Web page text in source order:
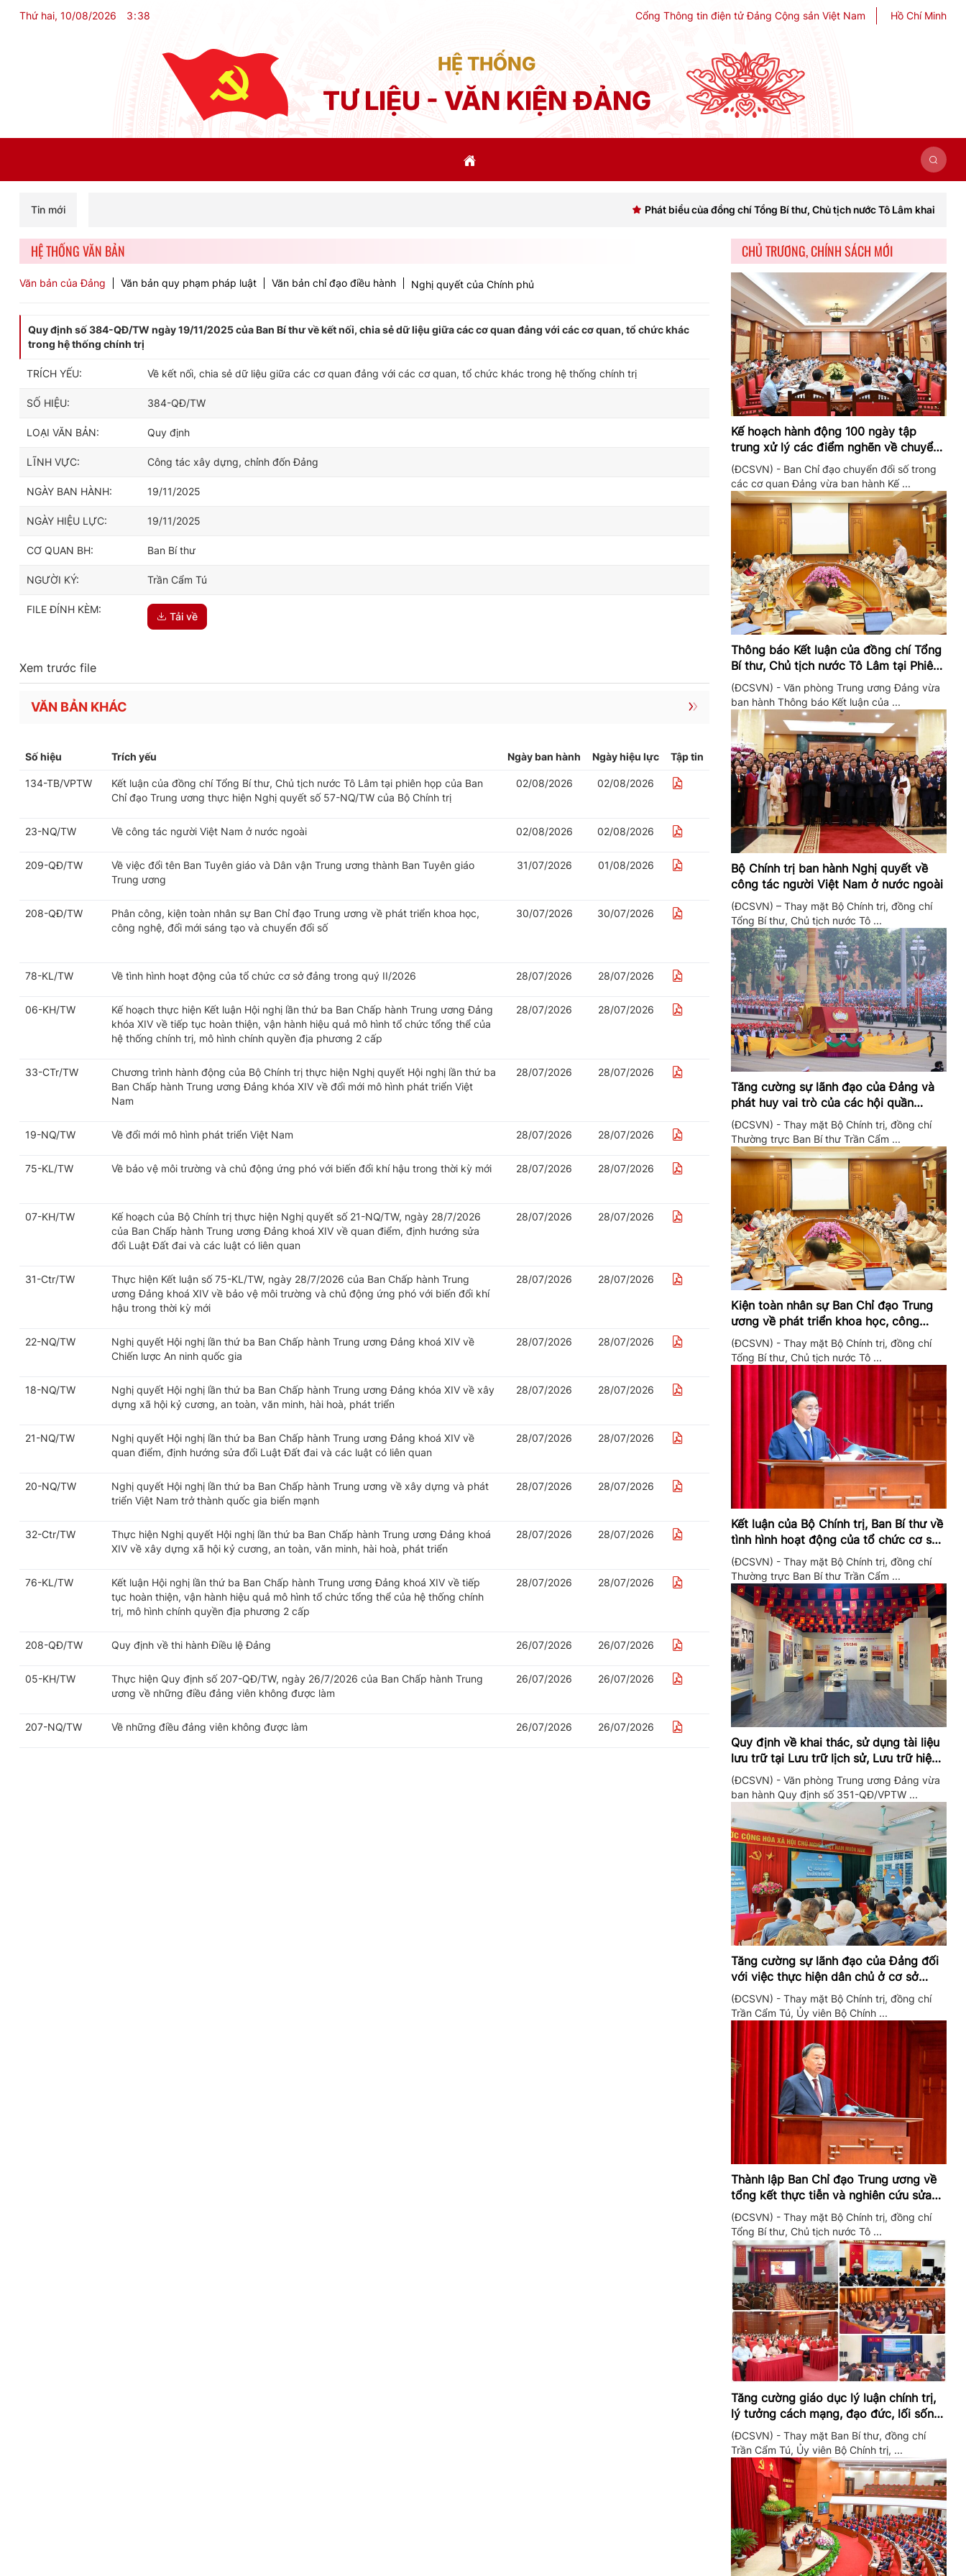
Thứ hai, 10/08/2026 3:38 Cổng Thông tin điện tử Đảng Cộng sản Việt Nam Hồ Chí Minh
HỆ THỐNG
TƯ LIỆU - VĂN KIỆN ĐẢNG
Tin mới Phát biểu của đồng chí Tổng Bí thư, Chủ tịch nước Tô Lâm khai mạc Hội nghị
HỆ THỐNG VĂN BẢN
Văn bản của Đảng Văn bản quy phạm pháp luật Văn bản chỉ đạo điều hành Nghị quyết của Chính phủ
Quy định số 384-QĐ/TW ngày 19/11/2025 của Ban Bí thư về kết nối, chia sẻ dữ liệu giữa các cơ quan đảng với các cơ quan, tổ chức khác
trong hệ thống chính trị
TRÍCH YẾU: Về kết nối, chia sẻ dữ liệu giữa các cơ quan đảng với các cơ quan, tổ chức khác trong hệ thống chính trị
SỐ HIỆU: 384-QĐ/TW
LOẠI VĂN BẢN: Quy định
LĨNH VỰC: Công tác xây dựng, chỉnh đốn Đảng
NGÀY BAN HÀNH: 19/11/2025
NGÀY HIỆU LỰC: 19/11/2025
CƠ QUAN BH: Ban Bí thư
NGƯỜI KÝ: Trần Cẩm Tú
FILE ĐÍNH KÈM:
Tải về
Xem trước file
VĂN BẢN KHÁC
Số hiệu Trích yếu Ngày ban hành Ngày hiệu lực Tập tin
134-TB/VPTW
Kết luận của đồng chí Tổng Bí thư, Chủ tịch nước Tô Lâm tại phiên họp của Ban
Chỉ đạo Trung ương thực hiện Nghị quyết số 57-NQ/TW của Bộ Chính trị
02/08/2026 02/08/2026
23-NQ/TW Về công tác người Việt Nam ở nước ngoài 02/08/2026 02/08/2026
209-QĐ/TW
Về việc đổi tên Ban Tuyên giáo và Dân vận Trung ương thành Ban Tuyên giáo
Trung ương
31/07/2026 01/08/2026
208-QĐ/TW
Phân công, kiện toàn nhân sự Ban Chỉ đạo Trung ương về phát triển khoa học,
công nghệ, đổi mới sáng tạo và chuyển đổi số
30/07/2026 30/07/2026
78-KL/TW Về tình hình hoạt động của tổ chức cơ sở đảng trong quý II/2026 28/07/2026 28/07/2026
06-KH/TW
Kế hoạch thực hiện Kết luận Hội nghị lần thứ ba Ban Chấp hành Trung ương Đảng
khóa XIV về tiếp tục hoàn thiện, vận hành hiệu quả mô hình tổ chức tổng thể của
hệ thống chính trị, mô hình chính quyền địa phương 2 cấp
28/07/2026 28/07/2026
33-CTr/TW
Chương trình hành động của Bộ Chính trị thực hiện Nghị quyết Hội nghị lần thứ ba
Ban Chấp hành Trung ương Đảng khóa XIV về đổi mới mô hình phát triển Việt
Nam
28/07/2026 28/07/2026
19-NQ/TW Về đổi mới mô hình phát triển Việt Nam 28/07/2026 28/07/2026
75-KL/TW Về bảo vệ môi trường và chủ động ứng phó với biến đổi khí hậu trong thời kỳ mới 28/07/2026 28/07/2026
07-KH/TW
Kế hoạch của Bộ Chính trị thực hiện Nghị quyết số 21-NQ/TW, ngày 28/7/2026
của Ban Chấp hành Trung ương Đảng khoá XIV về quan điểm, định hướng sửa
đổi Luật Đất đai và các luật có liên quan
28/07/2026 28/07/2026
31-Ctr/TW
Thực hiện Kết luận số 75-KL/TW, ngày 28/7/2026 của Ban Chấp hành Trung
ương Đảng khoá XIV về bảo vệ môi trường và chủ động ứng phó với biến đổi khí
hậu trong thời kỳ mới
28/07/2026 28/07/2026
22-NQ/TW
Nghị quyết Hội nghị lần thứ ba Ban Chấp hành Trung ương Đảng khoá XIV về
Chiến lược An ninh quốc gia
28/07/2026 28/07/2026
18-NQ/TW
Nghị quyết Hội nghị lần thứ ba Ban Chấp hành Trung ương Đảng khóa XIV về xây
dựng xã hội kỷ cương, an toàn, văn minh, hài hoà, phát triển
28/07/2026 28/07/2026
21-NQ/TW
Nghị quyết Hội nghị lần thứ ba Ban Chấp hành Trung ương Đảng khoá XIV về
quan điểm, định hướng sửa đổi Luật Đất đai và các luật có liên quan
28/07/2026 28/07/2026
20-NQ/TW
Nghị quyết Hội nghị lần thứ ba Ban Chấp hành Trung ương về xây dựng và phát
triển Việt Nam trở thành quốc gia biển mạnh
28/07/2026 28/07/2026
32-Ctr/TW
Thực hiện Nghị quyết Hội nghị lần thứ ba Ban Chấp hành Trung ương Đảng khoá
XIV về xây dựng xã hội kỷ cương, an toàn, văn minh, hài hoà, phát triển
28/07/2026 28/07/2026
76-KL/TW
Kết luận Hội nghị lần thứ ba Ban Chấp hành Trung ương Đảng khoá XIV về tiếp
tục hoàn thiện, vận hành hiệu quả mô hình tổ chức tổng thể của hệ thống chính
trị, mô hình chính quyền địa phương 2 cấp
28/07/2026 28/07/2026
208-QĐ/TW Quy định về thi hành Điều lệ Đảng 26/07/2026 26/07/2026
05-KH/TW
Thực hiện Quy định số 207-QĐ/TW, ngày 26/7/2026 của Ban Chấp hành Trung
ương về những điều đảng viên không được làm
26/07/2026 26/07/2026
207-NQ/TW Về những điều đảng viên không được làm 26/07/2026 26/07/2026
CHỦ TRƯƠNG, CHÍNH SÁCH MỚI
Kế hoạch hành động 100 ngày tập
trung xử lý các điểm nghẽn về chuyển
đổi số trong các cơ quan Đảng
(ĐCSVN) - Ban Chỉ đạo chuyển đổi số trong
các cơ quan Đảng vừa ban hành Kế ...
Thông báo Kết luận của đồng chí Tổng
Bí thư, Chủ tịch nước Tô Lâm tại Phiên
họp Ban Chỉ đạo Trung ương thực hiện
Nghị quyết 57
(ĐCSVN) - Văn phòng Trung ương Đảng vừa
ban hành Thông báo Kết luận của ...
Bộ Chính trị ban hành Nghị quyết về
công tác người Việt Nam ở nước ngoài
(ĐCSVN) – Thay mặt Bộ Chính trị, đồng chí
Tổng Bí thư, Chủ tịch nước Tô ...
Tăng cường sự lãnh đạo của Đảng và
phát huy vai trò của các hội quần
chúng trong giai đoạn phát triển mới
(ĐCSVN) - Thay mặt Bộ Chính trị, đồng chí
Thường trực Ban Bí thư Trần Cẩm ...
Kiện toàn nhân sự Ban Chỉ đạo Trung
ương về phát triển khoa học, công
nghệ, đổi mới sáng tạo và chuyển đổi
số
(ĐCSVN) - Thay mặt Bộ Chính trị, đồng chí
Tổng Bí thư, Chủ tịch nước Tô ...
Kết luận của Bộ Chính trị, Ban Bí thư về
tình hình hoạt động của tổ chức cơ sở
đảng trong quý II/2026
(ĐCSVN) - Thay mặt Bộ Chính trị, đồng chí
Thường trực Ban Bí thư Trần Cẩm ...
Quy định về khai thác, sử dụng tài liệu
lưu trữ tại Lưu trữ lịch sử, Lưu trữ hiện
hành của Trung ương Đảng và Văn
phòng Trung ương Đảng
(ĐCSVN) - Văn phòng Trung ương Đảng vừa
ban hành Quy định số 351-QĐ/VPTW ...
Tăng cường sự lãnh đạo của Đảng đối
với việc thực hiện dân chủ ở cơ sở
trong giai đoạn mới
(ĐCSVN) - Thay mặt Bộ Chính trị, đồng chí
Trần Cẩm Tú, Ủy viên Bộ Chính ...
Thành lập Ban Chỉ đạo Trung ương về
tổng kết thực tiễn và nghiên cứu sửa
đổi, bổ sung Điều lệ Đảng
(ĐCSVN) - Thay mặt Bộ Chính trị, đồng chí
Tổng Bí thư, Chủ tịch nước Tô ...
Tăng cường giáo dục lý luận chính trị,
lý tưởng cách mạng, đạo đức, lối sống,
ý thức công dân trong hệ thống giáo
dục quốc dân
(ĐCSVN) - Thay mặt Ban Bí thư, đồng chí
Trần Cẩm Tú, Ủy viên Bộ Chính trị, ...